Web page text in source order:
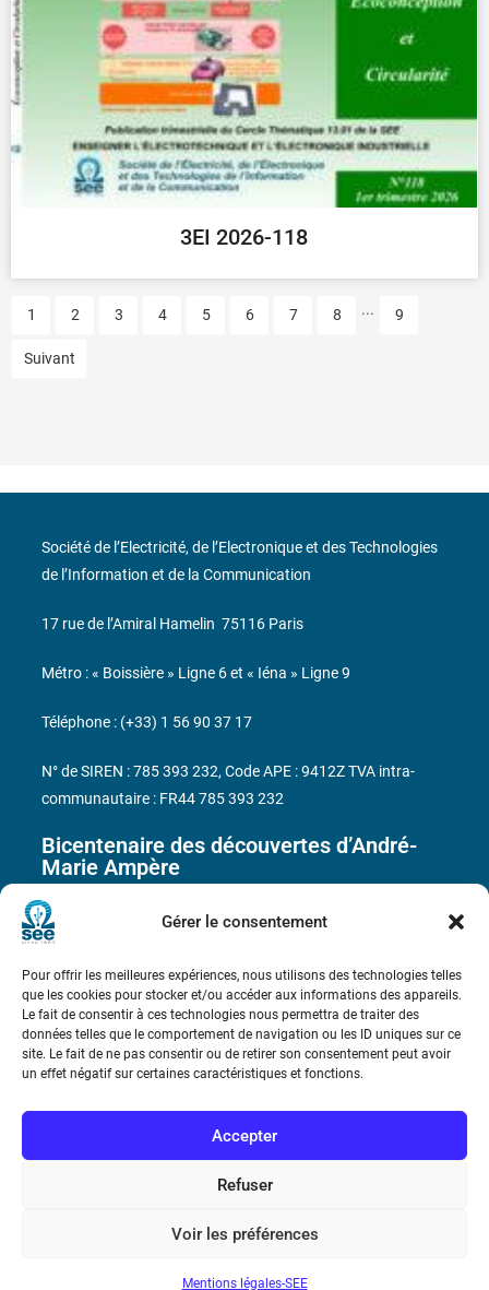
Gérer le consentement
Pour offrir les meilleures expériences, nous utilisons des technologies telles
que les cookies pour stocker et/ou accéder aux informations des appareils.
Le fait de consentir à ces technologies nous permettra de traiter des
données telles que le comportement de navigation ou les ID uniques sur ce
site. Le fait de ne pas consentir ou de retirer son consentement peut avoir
un effet négatif sur certaines caractéristiques et fonctions.
Accepter
Refuser
Voir les préférences
Mentions légales-SEE
3EI 2026-118
1 2 3 4 5 6 7 8 ... 9
Suivant
Bicentenaire des découvertes d’André-
Marie Ampère
Conditions Générales de Vente
Mentions légales
Contact
Société de l’Electricité, de l’Electronique et des Technologies
de l’Information et de la Communication
17 rue de l’Amiral Hamelin 75116 Paris
Métro : « Boissière » Ligne 6 et « Iéna » Ligne 9
Téléphone : (+33) 1 56 90 37 17
N° de SIREN : 785 393 232, Code APE : 9412Z TVA intra-
communautaire : FR44 785 393 232